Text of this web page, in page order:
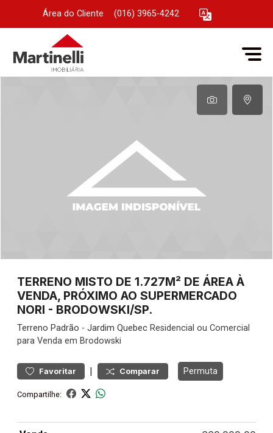
Área do Cliente (016) 3965-4242
TERRENO MISTO DE 1.727M² DE ÁREA À
VENDA, PRÓXIMO AO SUPERMERCADO
NORI - BRODOWSKI/SP.
Terreno Padrão - Jardim Quebec Residencial ou Comercial
para Venda em Brodowski
Favoritar | Comparar Permuta
Compartilhe: